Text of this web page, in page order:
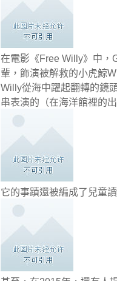
在電影《Free Willy》中，
輩，飾演被解救的小虎鯨
Willy從海中躍起翻轉的鏡
串表演的（在海洋館裡的
它的事蹟還被編成了兒童